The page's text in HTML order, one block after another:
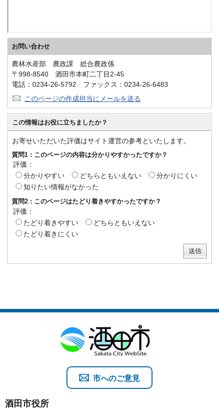
お問い合わせ
農林水産部 農政課 総合農政係
〒998-8540 酒田市本町二丁目2-45
電話：0234-26-5792 ファックス：0234-26-6483
このページの作成担当にメールを送る
この情報はお役に立ちましたか？
お寄せいただいた評価はサイト運営の参考といたします。
質問1：このページの内容は分かりやすかったですか？
評価：
分かりやすい
どちらともいえない
分かりにくい
知りたい情報がなかった
質問2：このページはたどり着きやすかったですか？
評価：
たどり着きやすい
どちらともいえない
たどり着きにくい
酒田市役所
市へのご意見